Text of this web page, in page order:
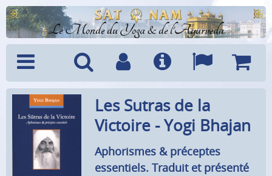
Le Monde du Yoga & de l'Ayurveda
Menu Recherche
CompteInfo Langues
Les Sutras de la
Victoire - Yogi Bhajan
Aphorismes & préceptes
essentiels. Traduit et présenté